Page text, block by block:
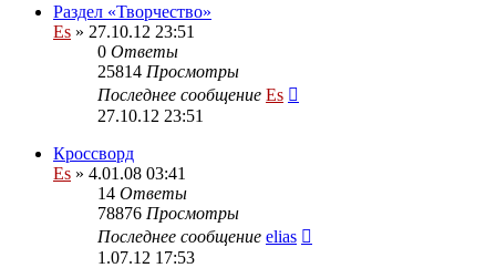
Раздел «Творчество»
Es » 27.10.12 23:51
0 Ответы
25814 Просмотры
Последнее сообщение Es
27.10.12 23:51
Кроссворд
Es » 4.01.08 03:41
14 Ответы
78876 Просмотры
Последнее сообщение elias
1.07.12 17:53